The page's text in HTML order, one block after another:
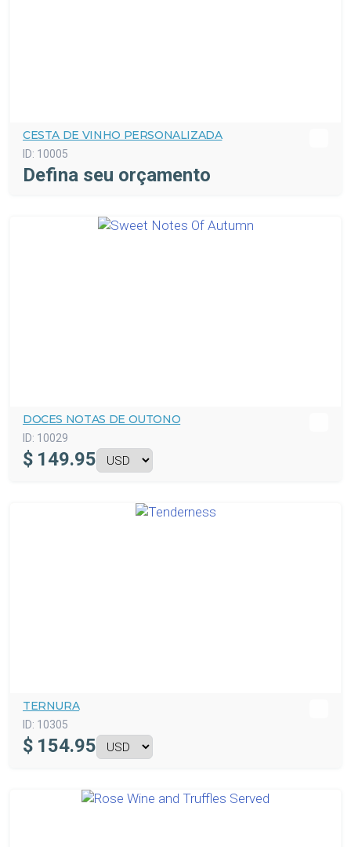
CESTA DE VINHO PERSONALIZADA
ID: 10005
Defina seu orçamento
DOCES NOTAS DE OUTONO
ID: 10029
$ 149.95
TERNURA
ID: 10305
$ 154.95